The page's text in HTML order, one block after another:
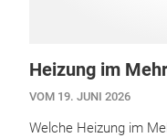
Heizung im
VOM 19. JUNI 2026
Welche Heizung im